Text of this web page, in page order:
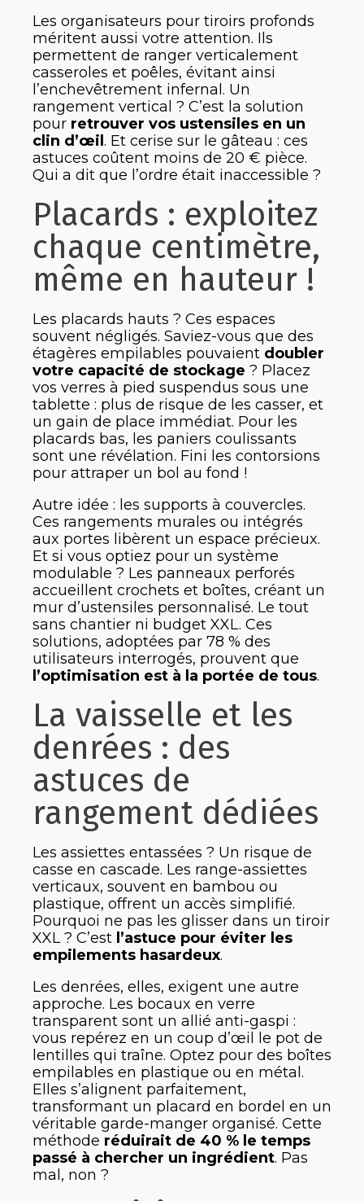
Les organisateurs pour tiroirs profonds
méritent aussi votre attention. Ils
permettent de ranger verticalement
casseroles et poêles, évitant ainsi
l’enchevêtrement infernal. Un
rangement vertical ? C’est la solution
pour retrouver vos ustensiles en un
clin d’œil . Et cerise sur le gâteau : ces
astuces coûtent moins de 20 € pièce.
Qui a dit que l’ordre était inaccessible ?
Placards : exploitez
chaque centimètre,
même en hauteur !
Les placards hauts ? Ces espaces
souvent négligés. Saviez-vous que des
étagères empilables pouvaient doubler
votre capacité de stockage ? Placez
vos verres à pied suspendus sous une
tablette : plus de risque de les casser, et
un gain de place immédiat. Pour les
placards bas, les paniers coulissants
sont une révélation. Fini les contorsions
pour attraper un bol au fond !
Autre idée : les supports à couvercles.
Ces rangements murales ou intégrés
aux portes libèrent un espace précieux.
Et si vous optiez pour un système
modulable ? Les panneaux perforés
accueillent crochets et boîtes, créant un
mur d’ustensiles personnalisé. Le tout
sans chantier ni budget XXL. Ces
solutions, adoptées par 78 % des
utilisateurs interrogés, prouvent que
l’optimisation est à la portée de tous.
La vaisselle et les
denrées : des
astuces de
rangement dédiées
Les assiettes entassées ? Un risque de
casse en cascade. Les range-assiettes
verticaux, souvent en bambou ou
plastique, offrent un accès simplifié.
Pourquoi ne pas les glisser dans un tiroir
XXL ? C’est l’astuce pour éviter les
empilements hasardeux.
Les denrées, elles, exigent une autre
approche. Les bocaux en verre
transparent sont un allié anti-gaspi :
vous repérez en un coup d’œil le pot de
lentilles qui traîne. Optez pour des boîtes
empilables en plastique ou en métal.
Elles s’alignent parfaitement,
transformant un placard en bordel en un
véritable garde-manger organisé. Cette
méthode réduirait de 40 % le temps
passé à chercher un ingrédient. Pas
mal, non ?